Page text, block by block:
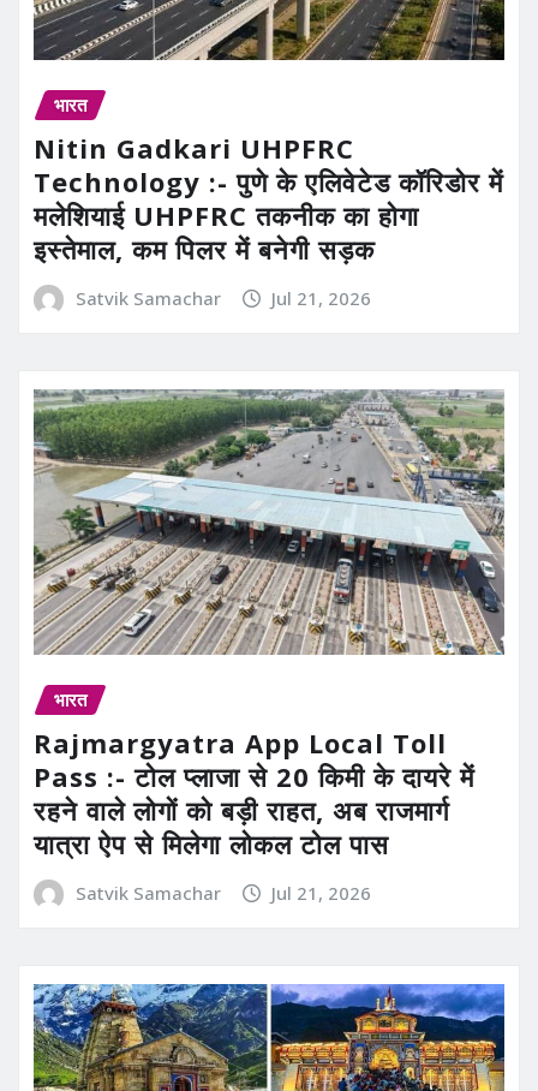
भारत
Nitin Gadkari UHPFRC
Technology :- पुणे के एलिवेटेड कॉरिडोर में
मलेशियाई UHPFRC तकनीक का होगा
इस्तेमाल, कम पिलर में बनेगी सड़क
Satvik Samachar Jul 21, 2026
भारत
Rajmargyatra App Local Toll
Pass :- टोल प्लाजा से 20 किमी के दायरे में
रहने वाले लोगों को बड़ी राहत, अब राजमार्ग
यात्रा ऐप से मिलेगा लोकल टोल पास
Satvik Samachar Jul 21, 2026